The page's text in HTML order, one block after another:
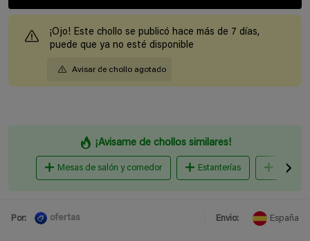
¡Ojo! Este chollo se publicó hace más de 7 días,
puede que ya no esté disponible
Avisar de chollo agotado
¡Avisame de chollos similares!
Mesas de salón y comedor Estanterías
Por: ofertas Envio: España